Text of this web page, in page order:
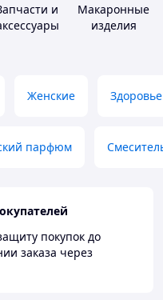
и
Макаронные
изделия
Женские Здоровье
парфюм
покупок до
заказа через